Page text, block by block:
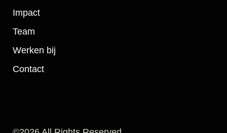
Impact
Team
Werken bij
Contact